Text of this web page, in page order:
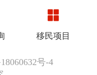
移民项目
号-4